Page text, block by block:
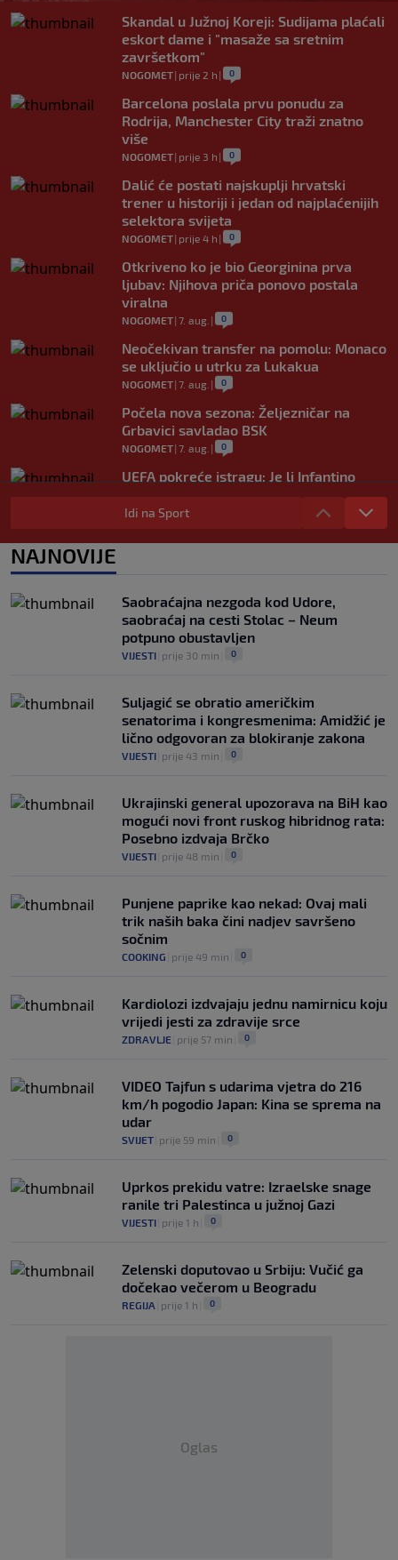
Skandal u Južnoj Koreji: Sudijama plaćali
eskort dame i "masaže sa sretnim
završetkom"
NOGOMET| prije 2 h | 0
Barcelona poslala prvu ponudu za
Rodrija, Manchester City traži znatno
više
NOGOMET| prije 3 h | 0
Dalić će postati najskuplji hrvatski
trener u historiji i jedan od najplaćenijih
selektora svijeta
NOGOMET| prije 4 h | 0
Otkriveno ko je bio Georginina prva
ljubav: Njihova priča ponovo postala
viralna
NOGOMET| 7. aug. | 0
Neočekivan transfer na pomolu: Monaco
se uključio u utrku za Lukakua
NOGOMET| 7. aug. | 0
Počela nova sezona: Željezničar na
Grbavici savladao BSK
NOGOMET| 7. aug. | 0
UEFA pokreće istragu: Je li Infantino
namjeravao prodati prava na Svjetsko
prvenstvo ispod cijene?
Idi na Sport
NAJNOVIJE
Saobraćajna nezgoda kod Udore,
saobraćaj na cesti Stolac – Neum
potpuno obustavljen
VIJESTI prije 30 min 0
Suljagić se obratio američkim
senatorima i kongresmenima: Amidžić je
lično odgovoran za blokiranje zakona
VIJESTI prije 43 min 0
Ukrajinski general upozorava na BiH kao
mogući novi front ruskog hibridnog rata:
Posebno izdvaja Brčko
VIJESTI prije 48 min 0
Punjene paprike kao nekad: Ovaj mali
trik naših baka čini nadjev savršeno
sočnim
COOKING prije 49 min 0
Kardiolozi izdvajaju jednu namirnicu koju
vrijedi jesti za zdravije srce
ZDRAVLJE prije 57 min 0
VIDEO Tajfun s udarima vjetra do 216
km/h pogodio Japan: Kina se sprema na
udar
SVIJET prije 59 min 0
Uprkos prekidu vatre: Izraelske snage
ranile tri Palestinca u južnoj Gazi
VIJESTI prije 1 h 0
Zelenski doputovao u Srbiju: Vučić ga
dočekao večerom u Beogradu
REGIJA prije 1 h 0
Oglas